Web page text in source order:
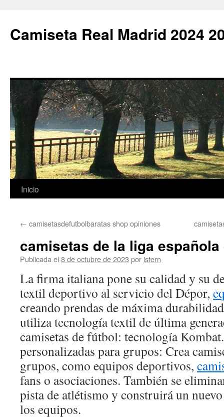
Camiseta Real Madrid 2024
Saltar
contenido
Inicio
← camisetasdefutbolbaratas shop opiniones
camisetas de la liga
Publicada el 8 de octubre de 2023 por istern
La firma italiana pone su calidad y su
textil deportivo al servicio del Dépor,
creando prendas de máxima
utiliza tecnología textil de última
camisetas de fútbol: tecnología
personalizadas para grupos: Crea
grupos, como equipos deportivos,
fans o asociaciones. También se
pista de atlétismo y construirá un
los equipos.